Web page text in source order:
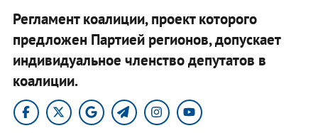
Регламент коалиции, проект которого
предложен Партией регионов, допускает
индивидуальное членство депутатов в
коалиции.